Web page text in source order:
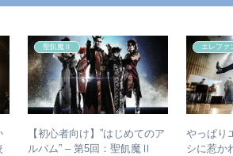
聖飢魔Ⅱ
【初心者向け】”はじめてのア
ルバム” – 第5回：聖飢魔Ⅱ
エレファ
やっぱり
シに惹か